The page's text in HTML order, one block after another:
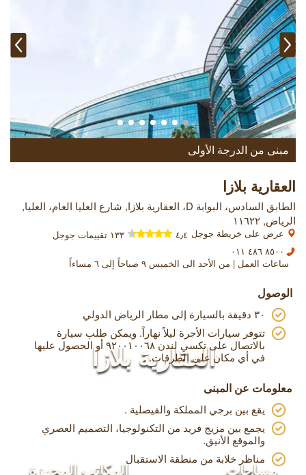
العقارية بلازا
المكاتب المجهزة مساحات
مبنى من الدرجة الأولى
العقارية بلازا
الطابق السادس، البوابة D، العقارية بلازا, شارع العليا العام، العليا,
الرياض, ١١٦٢٢
عرض على خريطة جوجل ٤٫٤
١٣٣ تقييمات جوجل
٨٥٠٠ ٤٨٦ ٠١١
ساعات العمل | من الأحد الى الخميس ٩ صباحاً إلى ٦ مساءاً
الوصول
٣٠ دقيقة بالسيارة إلى مطار الرياض الدولي
تتوفر سيارات الأجرة ليلاً نهاراً. ويمكن طلب سيارة
بالاتصال على تكسي لندن ٩٢٠٠١٠٠٦٨ أو الحصول عليها
في أي مكان على الطرقات.
معلومات عن المبنى
يقع بين برجي المملكة والفيصلية .
يجمع بين مزيج فريد من التكنولوجيا، التصميم العصري
والموقع الأنيق.
مناظر خلابة من منطقة الاستقبال